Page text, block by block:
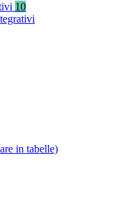
10
in tabelle)